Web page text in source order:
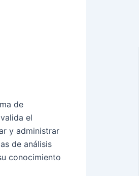
de
el
y administrar
de análisis
conocimiento